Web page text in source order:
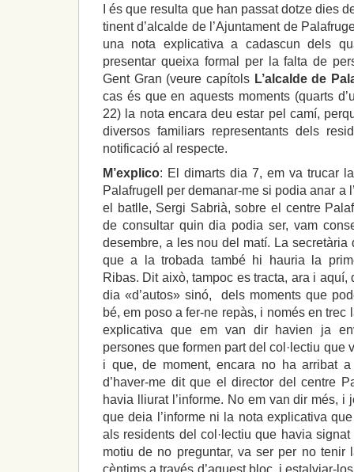
I és que resulta que han passat dotze dies
tinent d’alcalde de l’Ajuntament de
una nota explicativa a cadascun dels
presentar queixa formal per la falta de
Gent Gran (veure capítols L’alcalde de
cas és que en aquests moments (quarts
22) la nota encara deu estar pel camí,
diversos familiars representants dels
notificació al respecte.
M’explico: El dimarts dia 7, em va trucar
Palafrugell per demanar-me si podia anar a
el batlle, Sergi Sabrià, sobre el centre
de consultar quin dia podia ser, vam
desembre, a les nou del matí. La secretària
que a la trobada també hi hauria la
Ribas. Dit això, tampoc es tracta, ara i aquí,
dia «d’autos» sinó, dels moments que
bé, em poso a fer-ne repàs, i només en trec
explicativa que em van dir havien ja
persones que formen part del col·lectiu que
i que, de moment, encara no ha arribat
d’haver-me dit que el director del centre
havia lliurat l’informe. No em van dir més, i
que deia l’informe ni la nota explicativa
als residents del col·lectiu que havia
motiu de no preguntar, va ser per no tenir
cèntims a través d’aquest bloc, i estalviar-